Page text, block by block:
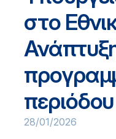
στο
28/01/2026